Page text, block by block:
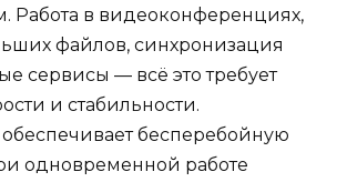
Работа в видеоконференциях,
файлов, синхронизация
сервисы — всё это требует
и стабильности.
бесперебойную
одновременной работе